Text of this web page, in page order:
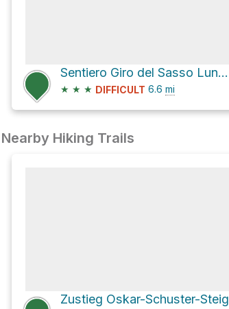
Sentiero Giro del Sasso Lungo Loop
★ ★ ★ DIFFICULT 6.6 mi
Nearby Hiking Trails
Zustieg Oskar-Schuster-Steig